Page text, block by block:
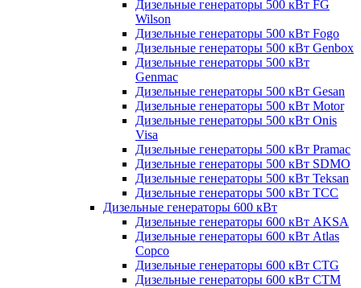
Дизельные генераторы 500 кВт FG
Wilson
Дизельные генераторы 500 кВт Fogo
Дизельные генераторы 500 кВт Genbox
Дизельные генераторы 500 кВт
Genmac
Дизельные генераторы 500 кВт Gesan
Дизельные генераторы 500 кВт Motor
Дизельные генераторы 500 кВт Onis
Visa
Дизельные генераторы 500 кВт Pramac
Дизельные генераторы 500 кВт SDMO
Дизельные генераторы 500 кВт Teksan
Дизельные генераторы 500 кВт ТСС
Дизельные генераторы 600 кВт
Дизельные генераторы 600 кВт AKSA
Дизельные генераторы 600 кВт Atlas
Copco
Дизельные генераторы 600 кВт CTG
Дизельные генераторы 600 кВт CTM